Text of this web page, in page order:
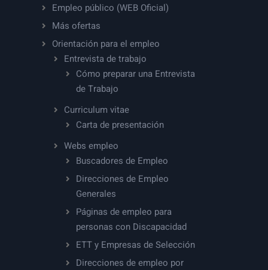
Empleo público (WEB Oficial)
Más ofertas
Orientación para el empleo
Entrevista de trabajo
Cómo preparar una Entrevista
de Trabajo
Curriculum vitae
Carta de presentación
Webs empleo
Buscadores de Empleo
Direcciones de Empleo
Generales
Páginas de empleo para
personas con Discapacidad
ETT y Empresas de Selección
Direcciones de empleo por